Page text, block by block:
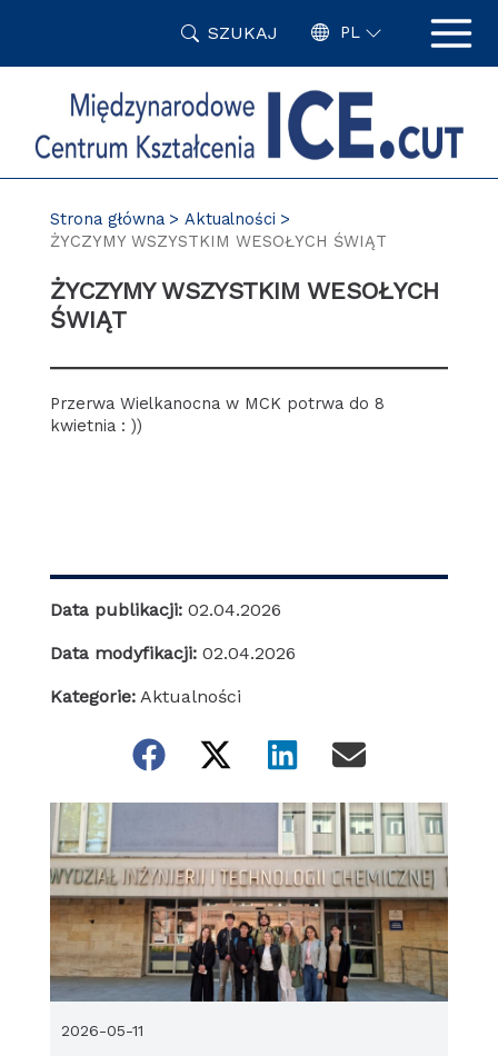
SZUKAJ PL
Strona główna
Aktualności
ŻYCZYMY WSZYSTKIM WESOŁYCH ŚWIĄT
ŻYCZYMY WSZYSTKIM WESOŁYCH
ŚWIĄT
Przerwa Wielkanocna w MCK potrwa do 8
kwietnia : ))
Data publikacji: 02.04.2026
Data modyfikacji: 02.04.2026
Kategorie: Aktualności
2026-05-11